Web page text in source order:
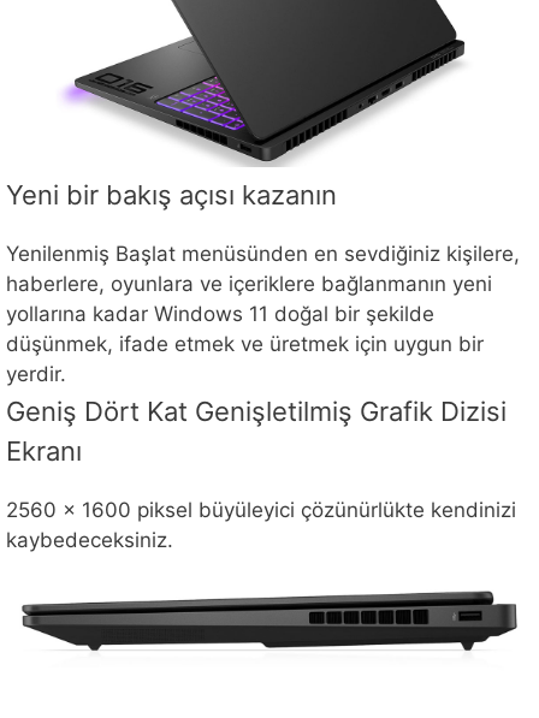
Yeni bir bakış açısı kazanın
Yenilenmiş Başlat menüsünden en sevdiğiniz kişilere,
haberlere, oyunlara ve içeriklere bağlanmanın yeni
yollarına kadar Windows 11 doğal bir şekilde
düşünmek, ifade etmek ve üretmek için uygun bir
yerdir.
Geniş Dört Kat Genişletilmiş Grafik Dizisi
Ekranı
2560 × 1600 piksel büyüleyici çözünürlükte kendinizi
kaybedeceksiniz.